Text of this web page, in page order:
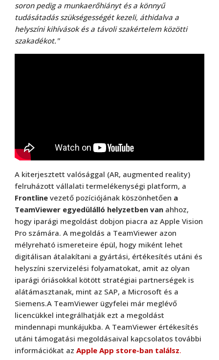
soron pedig a munkaerőhiányt és a könnyű
tudásátadás szükségességét kezeli, áthidalva a
helyszíni kihívások és a távoli szakértelem közötti
szakadékot."
A kiterjesztett valósággal (AR, augmented reality)
felruházott vállalati termelékenységi platform, a
Frontline vezető pozíciójának köszönhetően a
TeamViewer egyedülálló helyzetben van ahhoz,
hogy iparági megoldást dobjon piacra az Apple Vision
Pro számára. A megoldás a TeamViewer azon
mélyreható ismereteire épül, hogy miként lehet
digitálisan átalakítani a gyártási, értékesítés utáni és
helyszíni szervizelési folyamatokat, amit az olyan
iparági óriásokkal kötött stratégiai partnerségek is
alátámasztanak, mint az SAP, a Microsoft és a
Siemens.A TeamViewer ügyfelei már meglévő
licencükkel integrálhatják ezt a megoldást
mindennapi munkájukba. A TeamViewer értékesítés
utáni támogatási megoldásaival kapcsolatos további
információkat az Apple App store-ban találsz.
TeamViewer